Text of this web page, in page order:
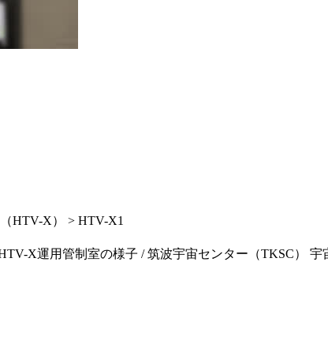
HTV-X） > HTV-X1
X運用管制室の様子 / 筑波宇宙センター（TKSC）